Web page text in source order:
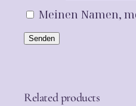
Meinen Namen,
Related products